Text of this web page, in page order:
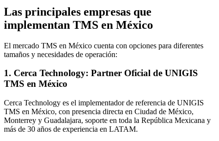
Las principales empresas que
implementan TMS en México
El mercado TMS en México cuenta con opciones para diferentes
tamaños y necesidades de operación:
1. Cerca Technology: Partner Oficial de UNIGIS
TMS en México
Cerca Technology es el implementador de referencia de UNIGIS
TMS en México, con presencia directa en Ciudad de México,
Monterrey y Guadalajara, soporte en toda la República Mexicana y
más de 30 años de experiencia en LATAM.